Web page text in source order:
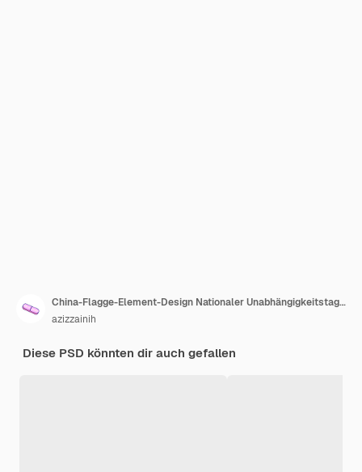
China-Flagge-Element-Design Nationaler Unabhängigkeitstag-Banner-Band psd
azizzainih
Diese PSD könnten dir auch gefallen